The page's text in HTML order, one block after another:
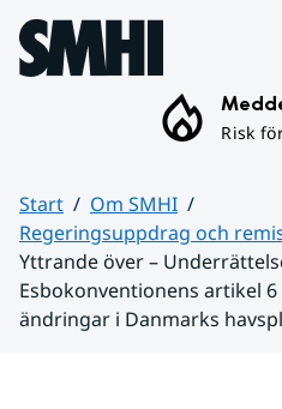
Hoppa till sidans innehåll
Risk
Start
Om SMHI
Regeringsuppdrag och
Yttrande över –
Esbokonventionens artikel
ändringar i Danmarks